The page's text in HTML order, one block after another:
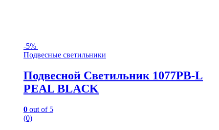
-5%
Подвесные светильники
Подвесной Светильник 1077PB-L
PEAL BLACK
0 out of 5
(0)